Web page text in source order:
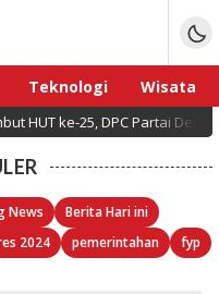
Teknologi
Wisata
HUT ke-25, DPC Partai
News
Berita Hari ini
2024 pemerintahan fyp